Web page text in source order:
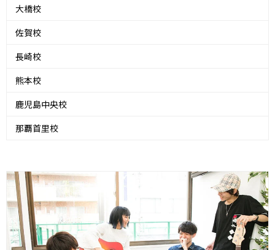
大橋校
佐賀校
長崎校
熊本校
鹿児島中央校
那覇首里校